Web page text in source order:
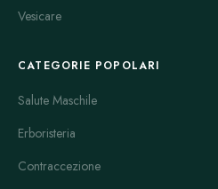
Vesicare
CATEGORIE POPOLARI
Salute Maschile
Erboristeria
Contraccezione